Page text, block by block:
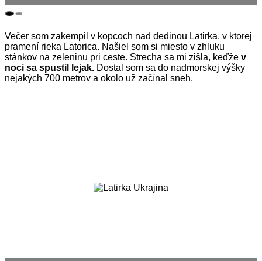
Večer som zakempil v kopcoch nad dedinou Latirka, v ktorej
pramení rieka Latorica. Našiel som si miesto v zhluku
stánkov na zeleninu pri ceste. Strecha sa mi zišla, keďže v
noci sa spustil lejak. Dostal som sa do nadmorskej výšky
nejakých 700 metrov a okolo už začínal sneh.